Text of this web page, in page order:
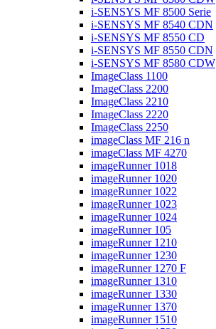
i-SENSYS MF 8500 Serie
i-SENSYS MF 8540 CDN
i-SENSYS MF 8550 CD
i-SENSYS MF 8550 CDN
i-SENSYS MF 8580 CDW
ImageClass 1100
ImageClass 2200
ImageClass 2210
ImageClass 2220
ImageClass 2250
imageClass MF 216 n
imageClass MF 4270
imageRunner 1018
imageRunner 1020
imageRunner 1022
imageRunner 1023
imageRunner 1024
imageRunner 105
imageRunner 1210
imageRunner 1230
imageRunner 1270 F
imageRunner 1310
imageRunner 1330
imageRunner 1370
imageRunner 1510